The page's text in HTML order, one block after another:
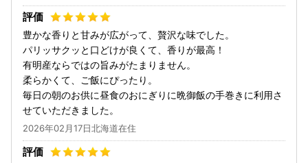
豊かな香りと甘みが広がって、贅沢な味でした。
パリッサクッと口どけが良くて、香りが最高！
有明産ならではの旨みがたまりません。
柔らかくて、ご飯にぴったり。
毎日の朝のお供に昼食のおにぎりに晩御飯の手巻きに利用さ
せていただきました。
2026年02月17日北海道在住